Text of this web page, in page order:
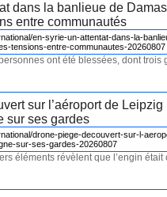
dans la banlieue de
entre communautés
ont été blessées, dont trois
sur l’aéroport de Leipzig
sur ses gardes
éléments révèlent que l’engin était